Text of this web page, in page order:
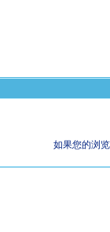
如果您的浏